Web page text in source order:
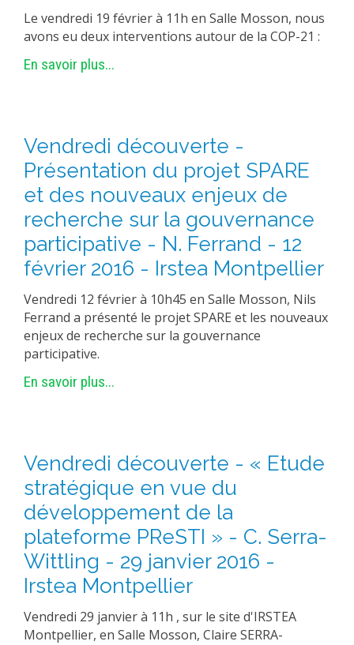
Le vendredi 19 février à 11h en Salle Mosson, nous
avons eu deux interventions autour de la COP-21 :
En savoir plus...
Vendredi découverte -
Présentation du projet SPARE
et des nouveaux enjeux de
recherche sur la gouvernance
participative - N. Ferrand - 12
février 2016 - Irstea Montpellier
Vendredi 12 février à 10h45 en Salle Mosson, Nils
Ferrand a présenté le projet SPARE et les nouveaux
enjeux de recherche sur la gouvernance
participative.
En savoir plus...
Vendredi découverte - « Etude
stratégique en vue du
développement de la
plateforme PReSTI » - C. Serra-
Wittling - 29 janvier 2016 -
Irstea Montpellier
Vendredi 29 janvier à 11h , sur le site d'IRSTEA
Montpellier, en Salle Mosson, Claire SERRA-